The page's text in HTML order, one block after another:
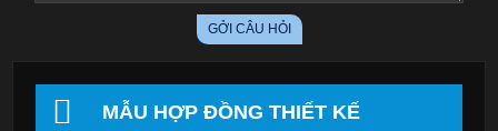
MẪU HỢP ĐỒNG THIẾT KẾ